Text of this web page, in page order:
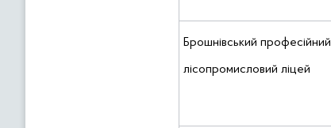
Брошнівський професійний
лісопромисловий ліцей